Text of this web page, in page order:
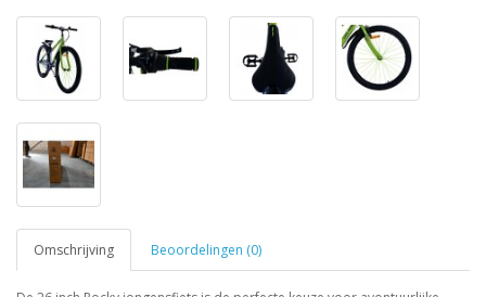
Omschrijving Beoordelingen (0)